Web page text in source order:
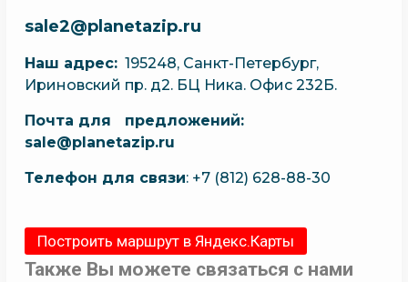
sale2@planetazip.ru
Наш адрес:195248, Санкт-Петербург,
Ириновский пр. д2. БЦ Ника. Офис 232Б.
Почта для предложений:
sale@planetazip.ru
Телефон для связи: +7 (812) 628-88-30
Построить маршрут в Яндекс.Карты
Также Вы можете связаться с нами